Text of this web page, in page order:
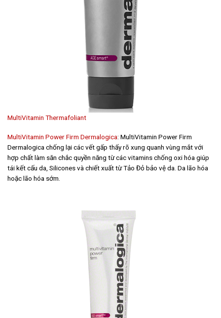
MultiVitamin Thermafoliant
MultiVitamin Power Firm Dermalogica: MultiVitamin Power Firm
Dermalogica chống lại các vết gấp thấy rõ xung quanh vùng mắt với
hợp chất làm săn chắc quyền năng từ các vitamins chống oxi hóa giúp
tái kết cấu da, Silicones và chiết xuất từ Tảo Đỏ bảo vệ da. Da lão hóa
hoặc lão hóa sớm.